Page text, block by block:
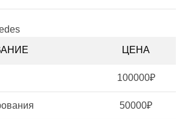
ЦЕНА
100000₽
50000₽